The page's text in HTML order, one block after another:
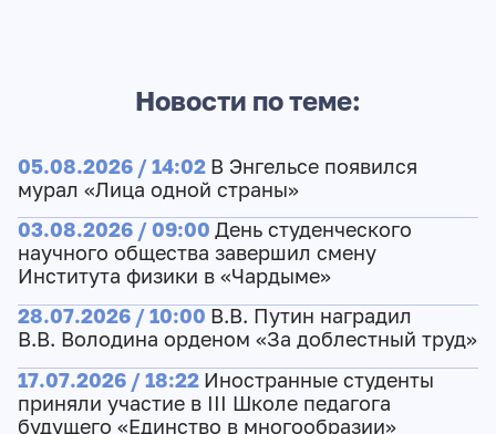
Новости по теме:
05.08.2026 / 14:02 В Энгельсе появился
мурал «Лица одной страны»
03.08.2026 / 09:00 День студенческого
научного общества завершил смену
Института физики в «Чардыме»
28.07.2026 / 10:00 В.В. Путин наградил
В.В. Володина орденом «За доблестный труд»
17.07.2026 / 18:22 Иностранные студенты
приняли участие в III Школе педагога
будущего «Единство в многообразии»